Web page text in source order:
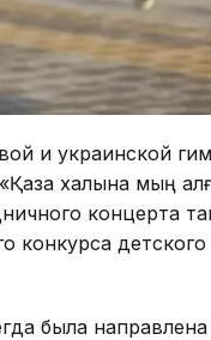
и украинской
халқына мың
концерта
конкурса детского
была